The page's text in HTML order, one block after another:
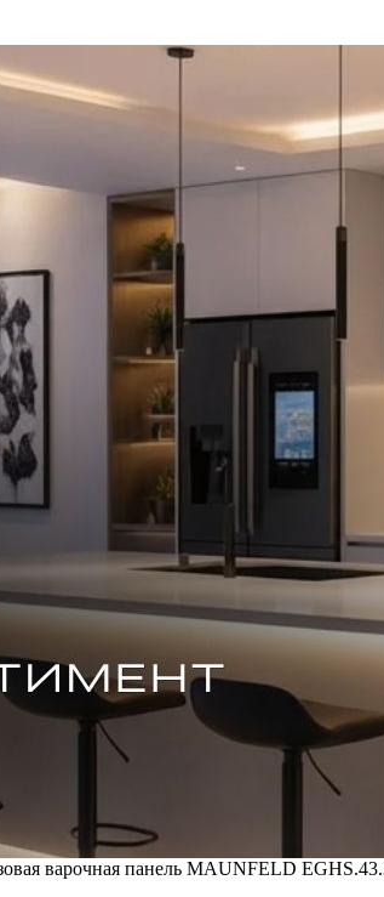
варочная панель MAUNFELD